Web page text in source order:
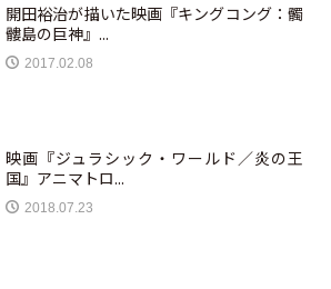
開田裕治が描いた映画『キングコング：髑
髏島の巨神』...
2017.02.08
映画『ジュラシック・ワールド／炎の王
国』アニマトロ...
2018.07.23